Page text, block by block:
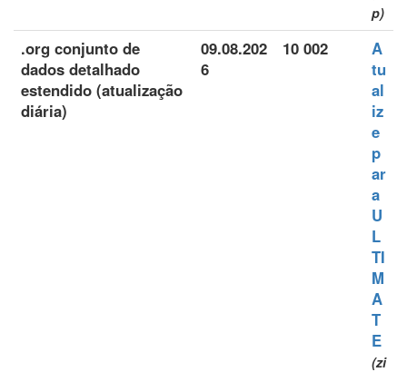
p)
.org conjunto de
dados detalhado
estendido (atualização
diária)
09.08.202
6
10 002
A
tu
al
iz
e
p
ar
a
U
L
TI
M
A
T
E
(zi